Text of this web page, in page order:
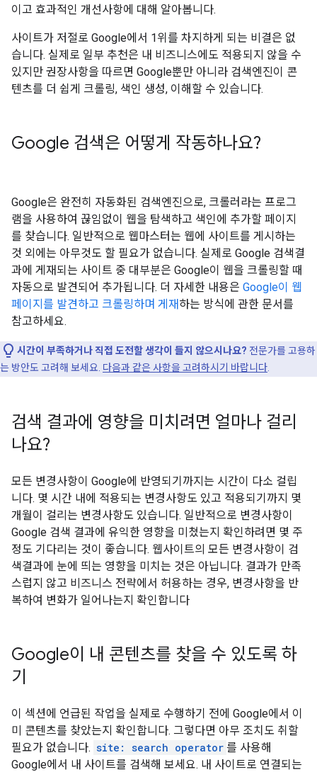
이고 효과적인 개선사항에 대해 알아봅니다.
사이트가 저절로 Google에서 1위를 차지하게 되는 비결은 없
습니다. 실제로 일부 추천은 내 비즈니스에도 적용되지 않을 수
있지만 권장사항을 따르면 Google뿐만 아니라 검색엔진이 콘
텐츠를 더 쉽게 크롤링, 색인 생성, 이해할 수 있습니다.
Google 검색은 어떻게 작동하나요?
Google은 완전히 자동화된 검색엔진으로, 크롤러라는 프로그
램을 사용하여 끊임없이 웹을 탐색하고 색인에 추가할 페이지
를 찾습니다. 일반적으로 웹마스터는 웹에 사이트를 게시하는
것 외에는 아무것도 할 필요가 없습니다. 실제로 Google 검색결
과에 게재되는 사이트 중 대부분은 Google이 웹을 크롤링할 때
자동으로 발견되어 추가됩니다. 더 자세한 내용은 Google이 웹
페이지를 발견하고 크롤링하며 게재 하는 방식에 관한 문서를
참고하세요.
시간이 부족하거나 직접 도전할 생각이 들지 않으시나요? 전문가를 고용하
는 방안도 고려해 보세요. 다음과 같은 사항을 고려하시기 바랍니다
검색 결과에 영향을 미치려면 얼마나 걸리
나요?
모든 변경사항이 Google에 반영되기까지는 시간이 다소 걸립
니다. 몇 시간 내에 적용되는 변경사항도 있고 적용되기까지 몇
개월이 걸리는 변경사항도 있습니다. 일반적으로 변경사항이
Google 검색 결과에 유익한 영향을 미쳤는지 확인하려면 몇 주
정도 기다리는 것이 좋습니다. 웹사이트의 모든 변경사항이 검
색결과에 눈에 띄는 영향을 미치는 것은 아닙니다. 결과가 만족
스럽지 않고 비즈니스 전략에서 허용하는 경우, 변경사항을 반
복하여 변화가 일어나는지 확인합니다
Google이 내 콘텐츠를 찾을 수 있도록 하
기
이 섹션에 언급된 작업을 실제로 수행하기 전에 Google에서 이
미 콘텐츠를 찾았는지 확인합니다. 그렇다면 아무 조치도 취할
필요가 없습니다. site: search operator 를 사용해
Google에서 내 사이트를 검색해 보세요. 내 사이트로 연결되는